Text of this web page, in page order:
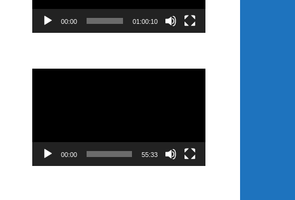
00:00 01:00:10
00:00 55:33